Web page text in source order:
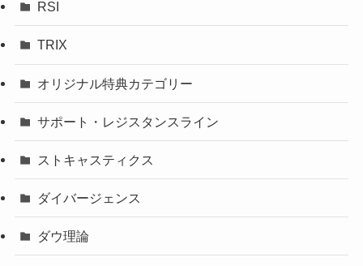
RSI
TRIX
オリジナル特典カテゴリー
サポート・レジスタンスライン
ストキャスティクス
ダイバージェンス
ダウ理論